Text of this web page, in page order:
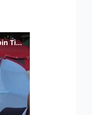
Gualtieri: "Responsabilità del Viminale su Spin Time? La posizione dei partiti è nota"